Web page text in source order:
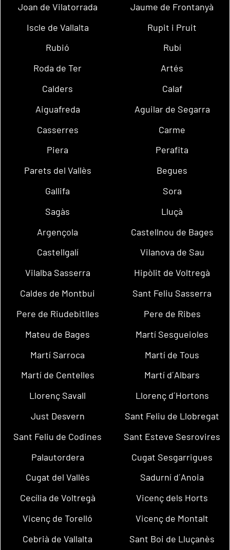
Joan de Vilatorrada
Jaume de Frontanyà
Iscle de Vallalta
Rupit i Pruit
Rubió
Rubí
Roda de Ter
Artés
Calders
Calaf
Aiguafreda
Aguilar de Segarra
Casserres
Carme
Piera
Perafita
Parets del Vallès
Begues
Gallifa
Sora
Sagàs
Lluçà
Argençola
Castellnou de Bages
Castellgalí
Vilanova de Sau
Vilalba Sasserra
Hipòlit de Voltregà
Caldes de Montbui
Sant Feliu Sasserra
Pere de Riudebitlles
Pere de Ribes
Mateu de Bages
Martí Sesgueioles
Martí Sarroca
Martí de Tous
Martí de Centelles
Martí d´Albars
Llorenç Savall
Llorenç d´Hortons
Just Desvern
Sant Feliu de Llobregat
Sant Feliu de Codines
Sant Esteve Sesrovires
Palautordera
Cugat Sesgarrigues
Cugat del Vallès
Sadurní d´Anoia
Cecília de Voltregà
Vicenç dels Horts
Vicenç de Torelló
Vicenç de Montalt
Cebrià de Vallalta
Sant Boi de Lluçanès